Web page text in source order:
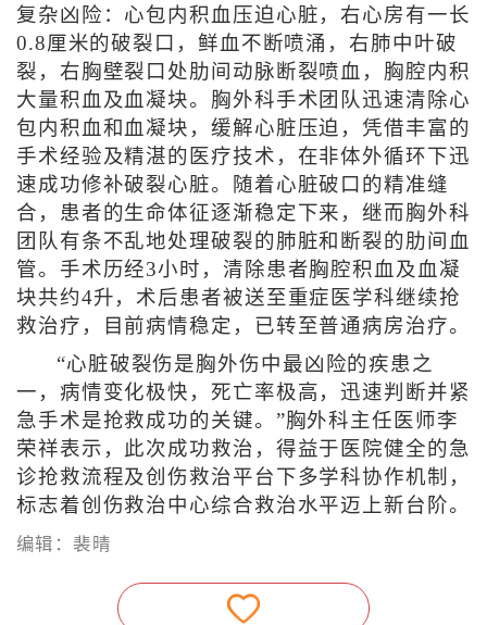
复杂凶险：心包内积血压迫心脏，右心房有一长
0.8厘米的破裂口，鲜血不断喷涌，右肺中叶破
裂，右胸壁裂口处肋间动脉断裂喷血，胸腔内积
大量积血及血凝块。胸外科手术团队迅速清除心
包内积血和血凝块，缓解心脏压迫，凭借丰富的
手术经验及精湛的医疗技术，在非体外循环下迅
速成功修补破裂心脏。随着心脏破口的精准缝
合，患者的生命体征逐渐稳定下来，继而胸外科
团队有条不乱地处理破裂的肺脏和断裂的肋间血
管。手术历经3小时，清除患者胸腔积血及血凝
块共约4升，术后患者被送至重症医学科继续抢
救治疗，目前病情稳定，已转至普通病房治疗。
“心脏破裂伤是胸外伤中最凶险的疾患之
一，病情变化极快，死亡率极高，迅速判断并紧
急手术是抢救成功的关键。”胸外科主任医师李
荣祥表示，此次成功救治，得益于医院健全的急
诊抢救流程及创伤救治平台下多学科协作机制，
标志着创伤救治中心综合救治水平迈上新台阶。
编辑：裴晴